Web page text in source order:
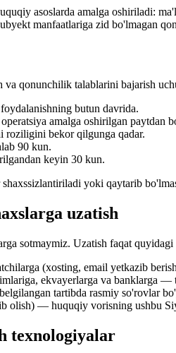
asoslarda amalga oshiriladi:
manfaatlariga zid bo'lmagan
va qonunchilik talablarini bajarish
butun davrida.
amalga oshirilgan paytdan
bekor qilgunga qadar.
90 kun.
keyin 30 kun.
yoki qaytarib
uzatish
sotmaymiz. Uzatish faqat
(xosting, email yetkazib
ekvayerlarga va banklarga —
tartibda rasmiy so'rovlar
olish) — huquqiy vorisning ushbu
texnologiyalar